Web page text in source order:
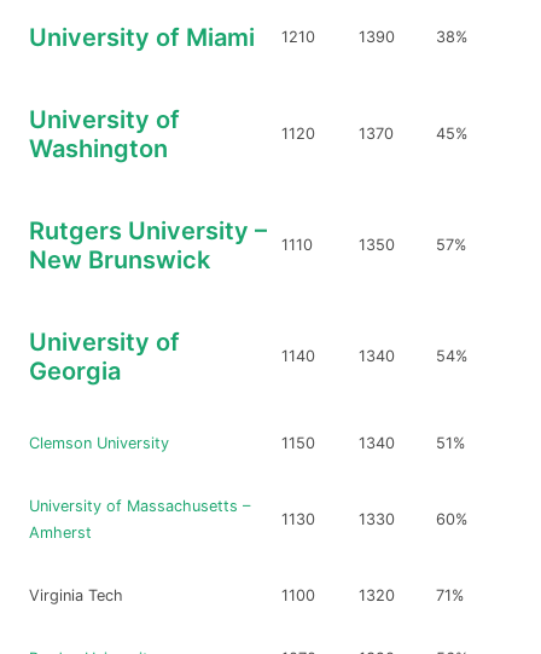
University of Miami 1210 1390 38%
University of
Washington
1120 1370 45%
Rutgers University –
New Brunswick
1110 1350 57%
University of
Georgia
1140 1340 54%
Clemson University 1150 1340 51%
University of Massachusetts –
Amherst
1130 1330 60%
Virginia Tech 1100 1320 71%